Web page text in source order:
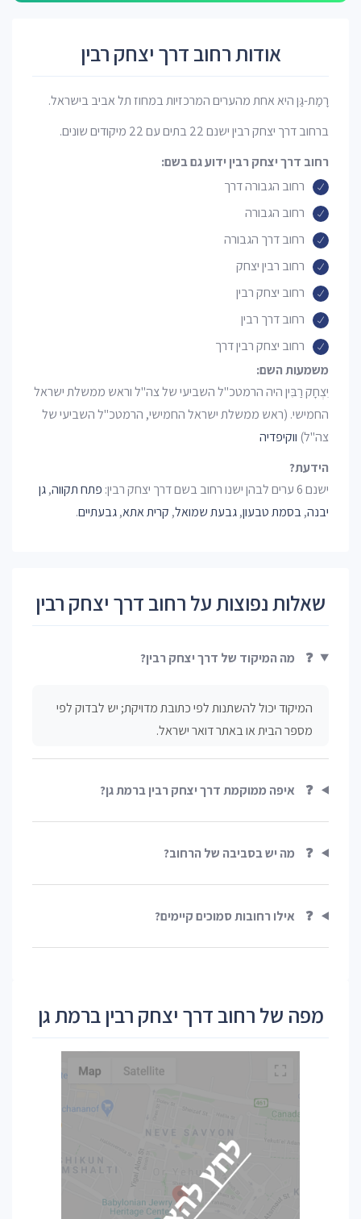
אודות רחוב דרך יצחק רבין
רָמַת-גַּן היא אחת מהערים המרכזיות במחוז תל אביב בישראל.
ברחוב דרך יצחק רבין ישנם 22 בתים עם 22 מיקודים שונים.
רחוב דרך יצחק רבין ידוע גם בשם:
רחוב הגבורה דרך
רחוב הגבורה
רחוב דרך הגבורה
רחוב רבין יצחק
רחוב יצחק רבין
רחוב דרך רבין
רחוב יצחק רבין דרך
משמעות השם:
יִצְחָק רַבִּין היה הרמטכ"ל השביעי של צה"ל וראש ממשלת ישראל
החמישי. (ראש ממשלת ישראל החמישי, הרמטכ"ל השביעי של
צה"ל) ווקיפדיה
הידעת?
ישנם 6 ערים לבהן ישנו רחוב בשם דרך יצחק רבין:
פתח תקווה,גן
יבנה,בסמת טבעון,גבעת שמואל, קרית אתא,גבעתיים.
שאלות נפוצות על רחוב דרך יצחק רבין
❓ מה המיקוד של דרך יצחק רבין?
המיקוד יכול להשתנות לפי כתובת מדויקת; יש לבדוק לפי
מספר הבית או באתר דואר ישראל.
❓ איפה ממוקמת דרך יצחק רבין ברמת גן?
❓ מה יש בסביבה של הרחוב?
❓ אילו רחובות סמוכים קיימים?
מפה של רחוב דרך יצחק רבין ברמת גן